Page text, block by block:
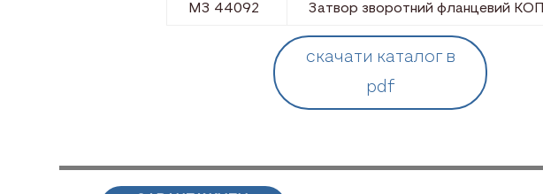
МЗ 44092 Затвор зворотний фланцевий КОП
скачати каталог в
pdf